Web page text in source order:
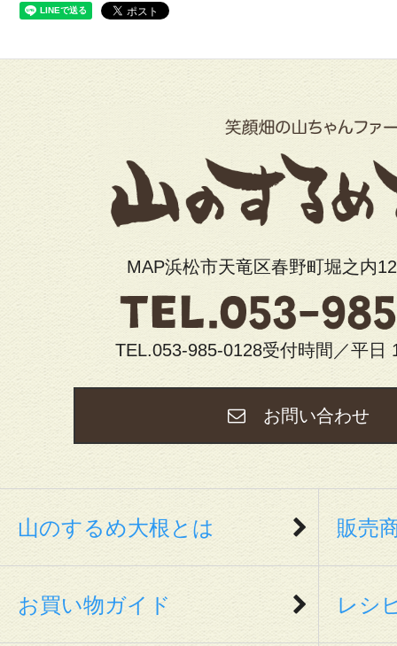
MAP浜松市天竜区春野町堀之内
TEL.053-985-0128受付時間／平日
お問い合わ
山のするめ大根とは 販売
お買い物ガイド レシ